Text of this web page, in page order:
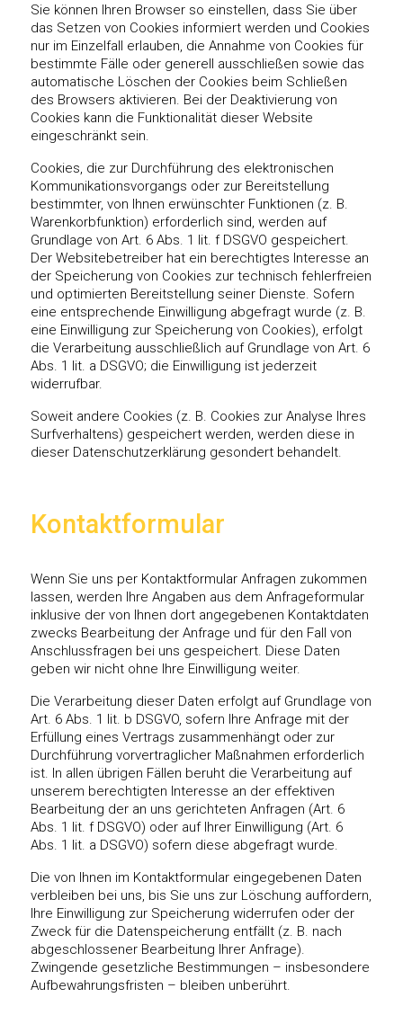
Sie können Ihren Browser so einstellen, dass Sie über
das Setzen von Cookies informiert werden und Cookies
nur im Einzelfall erlauben, die Annahme von Cookies für
bestimmte Fälle oder generell ausschließen sowie das
automatische Löschen der Cookies beim Schließen
des Browsers aktivieren. Bei der Deaktivierung von
Cookies kann die Funktionalität dieser Website
eingeschränkt sein.
Cookies, die zur Durchführung des elektronischen
Kommunikationsvorgangs oder zur Bereitstellung
bestimmter, von Ihnen erwünschter Funktionen (z. B.
Warenkorbfunktion) erforderlich sind, werden auf
Grundlage von Art. 6 Abs. 1 lit. f DSGVO gespeichert.
Der Websitebetreiber hat ein berechtigtes Interesse an
der Speicherung von Cookies zur technisch fehlerfreien
und optimierten Bereitstellung seiner Dienste. Sofern
eine entsprechende Einwilligung abgefragt wurde (z. B.
eine Einwilligung zur Speicherung von Cookies), erfolgt
die Verarbeitung ausschließlich auf Grundlage von Art. 6
Abs. 1 lit. a DSGVO; die Einwilligung ist jederzeit
widerrufbar.
Soweit andere Cookies (z. B. Cookies zur Analyse Ihres
Surfverhaltens) gespeichert werden, werden diese in
dieser Datenschutzerklärung gesondert behandelt.
Kontaktformular
Wenn Sie uns per Kontaktformular Anfragen zukommen
lassen, werden Ihre Angaben aus dem Anfrageformular
inklusive der von Ihnen dort angegebenen Kontaktdaten
zwecks Bearbeitung der Anfrage und für den Fall von
Anschlussfragen bei uns gespeichert. Diese Daten
geben wir nicht ohne Ihre Einwilligung weiter.
Die Verarbeitung dieser Daten erfolgt auf Grundlage von
Art. 6 Abs. 1 lit. b DSGVO, sofern Ihre Anfrage mit der
Erfüllung eines Vertrags zusammenhängt oder zur
Durchführung vorvertraglicher Maßnahmen erforderlich
ist. In allen übrigen Fällen beruht die Verarbeitung auf
unserem berechtigten Interesse an der effektiven
Bearbeitung der an uns gerichteten Anfragen (Art. 6
Abs. 1 lit. f DSGVO) oder auf Ihrer Einwilligung (Art. 6
Abs. 1 lit. a DSGVO) sofern diese abgefragt wurde.
Die von Ihnen im Kontaktformular eingegebenen Daten
verbleiben bei uns, bis Sie uns zur Löschung auffordern,
Ihre Einwilligung zur Speicherung widerrufen oder der
Zweck für die Datenspeicherung entfällt (z. B. nach
abgeschlossener Bearbeitung Ihrer Anfrage).
Zwingende gesetzliche Bestimmungen – insbesondere
Aufbewahrungsfristen – bleiben unberührt.